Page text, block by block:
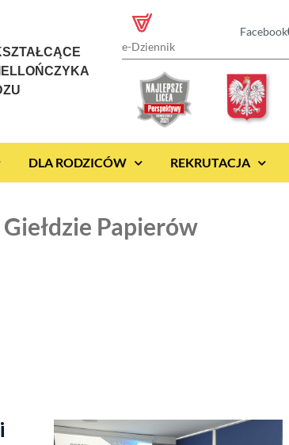
e-Dziennik
Facebook
DLA RODZICÓW REKRUTACJA
Papierów